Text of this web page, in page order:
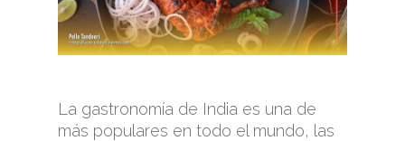
La gastronomía de India es una de
más populares en todo el mundo, las